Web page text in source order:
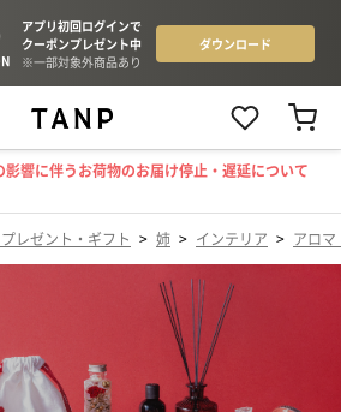
影響に伴うお荷物のお届け停止・遅延について
レゼント・ギフト > 姉 > インテリア > アロマ